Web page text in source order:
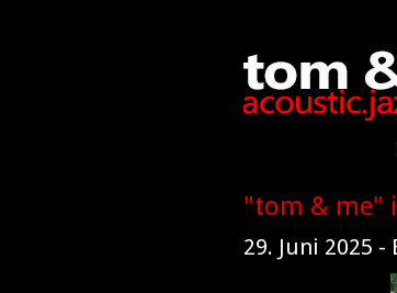
"tom & me"
29. Juni 2025